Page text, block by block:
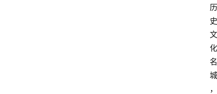
历
史
文
化
名
城
，